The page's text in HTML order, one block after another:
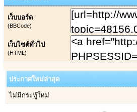
เว็บบอร์ด
(BBCode)
เว็บไซต์ทั่วไป
(HTML)
ประกาศใหม่ล่าสุด
ไม่มีกระทู้ใหม่